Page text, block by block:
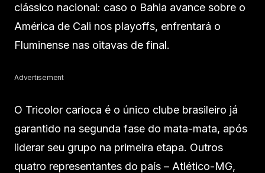
clássico nacional: caso o Bahia avance sobre o
América de Cali nos playoffs, enfrentará o
Fluminense nas oitavas de final.
Advertisement
O Tricolor carioca é o único clube brasileiro já
garantido na segunda fase do mata-mata, após
liderar seu grupo na primeira etapa. Outros
quatro representantes do país – Atlético-MG,